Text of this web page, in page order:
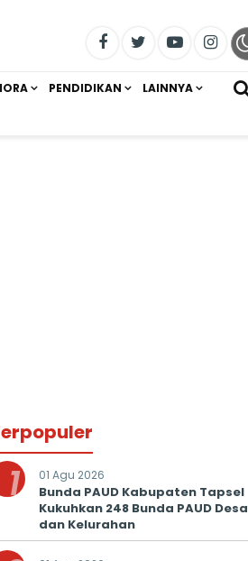
PENDIDIKAN LAINNYA
1 01 Agu 2026
Bunda PAUD Kabupaten Tapsel
Kukuhkan 248 Bunda PAUD Desa
dan Kelurahan